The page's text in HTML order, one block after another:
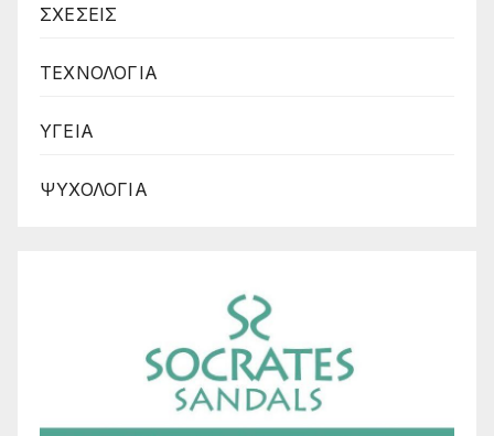
ΣΧΕΣΕΙΣ
ΤΕΧΝΟΛΟΓΙΑ
ΥΓΕΙΑ
ΨΥΧΟΛΟΓΙΑ